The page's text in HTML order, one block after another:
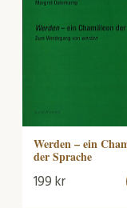
Werden – ein
der Sprache
199kr